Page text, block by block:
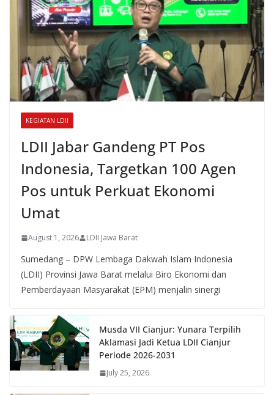
KEGIATAN LDII
LDII Jabar Gandeng PT Pos
Indonesia, Targetkan 100 Agen
Pos untuk Perkuat Ekonomi
Umat
August 1, 2026 LDII Jawa Barat
Sumedang – DPW Lembaga Dakwah Islam Indonesia
(LDII) Provinsi Jawa Barat melalui Biro Ekonomi dan
Pemberdayaan Masyarakat (EPM) menjalin sinergi
Musda VII Cianjur: Yunara Terpilih
Aklamasi Jadi Ketua LDII Cianjur
Periode 2026-2031
July 25, 2026